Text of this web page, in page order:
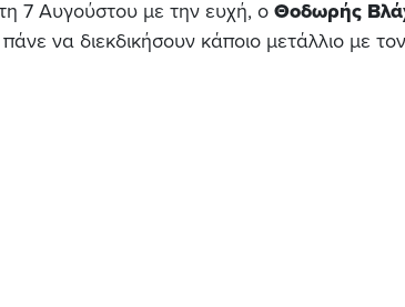
7 Αυγούστου με την ευχή, ο Θοδωρής
να διεκδικήσουν κάποιο μετάλλιο με τον